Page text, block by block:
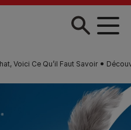
Voici Ce Qu’il Faut Savoir